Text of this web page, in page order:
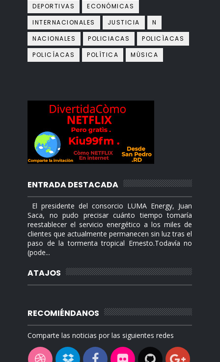
DEPORTIVAS
ECONÓMICAS
INTERNACIONALES
JUSTICIA
N
NACIONALES
POLICIACAS
POLICÌACAS
POLICÍACAS
POLÍTICA MÙSICA
ENTRADA DESTACADA
El presidente del consorcio LUMA Energy, Juan
Saca, no pudo precisar cuánto tiempo tomaría
reestablecer el servicio energético a los miles de
clientes que actualmente permanecen sin luz tras el
paso de la tormenta tropical Ernesto.Todavía no
(pode...
ATAJOS
RECOMIÉNDANOS
Comparte las noticias por las siguientes redes